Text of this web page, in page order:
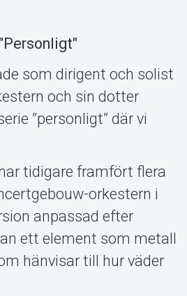
som dirigent och solist
och sin dotter
”personligt” där vi
tidigare framfört flera
orkestern i
anpassad efter
ett element som metall
hänvisar till hur väder